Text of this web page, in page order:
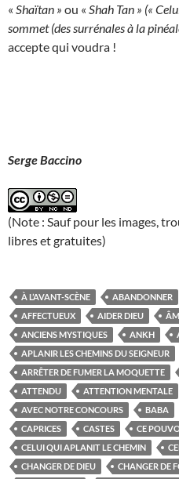
« Shaïtan » ou « Shah Tan » («
sommet (des surrénales à la
accepte qui voudra !
Serge Baccino
(Note : Sauf pour les images,
libres et gratuites)
À L’AVANT-SCÈNE ABANDONNER
AFFECTUEUX
AIDER DIEU
ANCIENS MYSTIQUES
ANKH
APLANIR LES CHEMINS DU SEIGNEUR
ARRÊTER DE FUMER LA MOQUETTE
ATTENDU
ATTENTION MENTALE
AVEC NOTRE CONCOURS
BABA
CAPRICES
CASTES
CE
CELUI QUI APLANIT LE CHEMIN
CHANGER DE DIEU
CHANGER DE